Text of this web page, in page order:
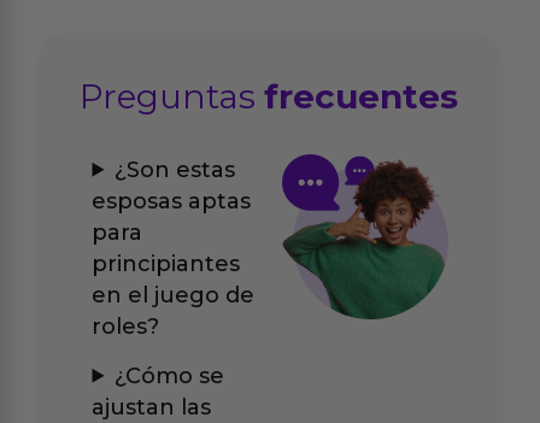
Preguntasfrecuentes
¿Son estas
esposas aptas
para
principiantes
en el juego de
roles?
¿Cómo se
ajustan las